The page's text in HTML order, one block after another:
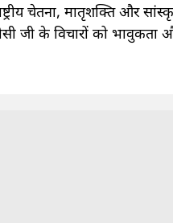
चेतना, मातृशक्ति और
जी के विचारों को भावुकता